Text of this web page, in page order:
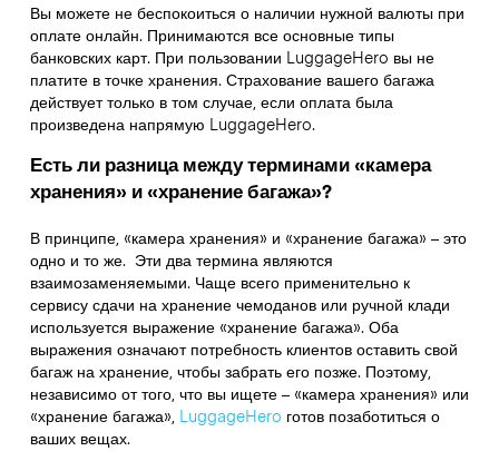
Вы можете не беспокоиться о наличии нужной валюты при
оплате онлайн. Принимаются все основные типы
банковских карт. При пользовании LuggageHero вы не
платите в точке хранения. Страхование вашего багажа
действует только в том случае, если оплата была
произведена напрямую LuggageHero.
Есть ли разница между терминами «камера
хранения» и «хранение багажа»?
В принципе, «камера хранения» и «хранение багажа» – это
одно и то же. Эти два термина являются
взаимозаменяемыми. Чаще всего применительно к
сервису сдачи на хранение чемоданов или ручной клади
используется выражение «хранение багажа». Оба
выражения означают потребность клиентов оставить свой
багаж на хранение, чтобы забрать его позже. Поэтому,
независимо от того, что вы ищете – «камера хранения» или
«хранение багажа»,LuggageHero готов позаботиться о
ваших вещах.